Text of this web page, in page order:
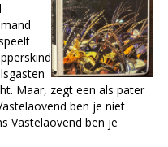
Maar, zegt een als pater
ben je niet
Vastelaovend ben je